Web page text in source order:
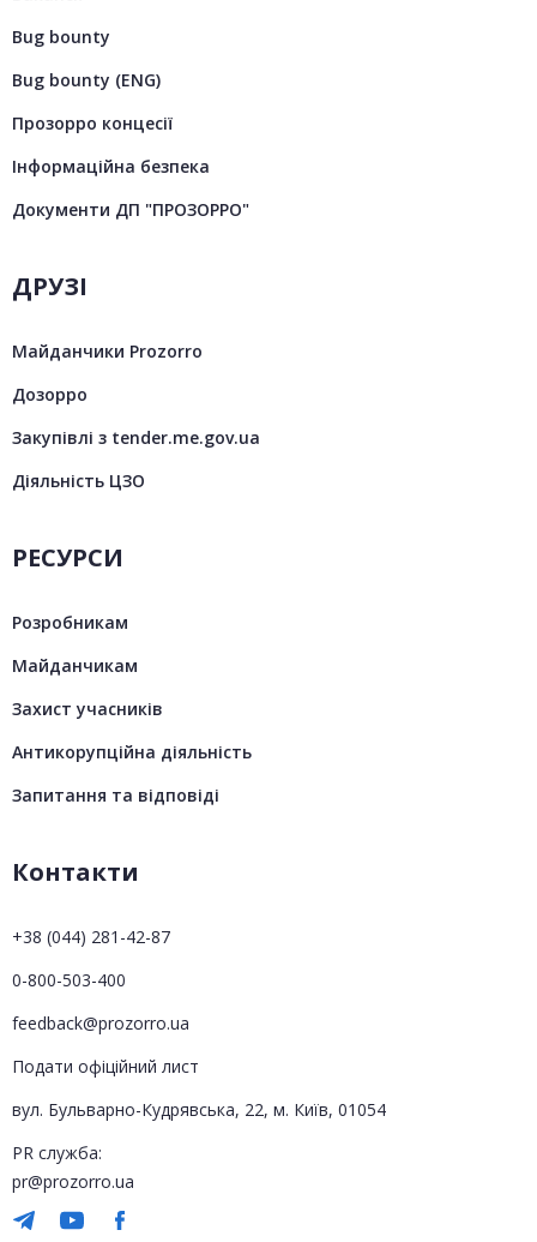
Bug bounty
Bug bounty (ENG)
Прозорро концесії
Інформаційна безпека
Документи ДП "ПРОЗОРРО"
ДРУЗІ
Майданчики Prozorro
Дозорро
Закупівлі з tender.me.gov.ua
Діяльність ЦЗО
РЕСУРСИ
Розробникам
Майданчикам
Захист учасників
Антикорупційна діяльність
Запитання та відповіді
Контакти
+38 (044) 281-42-87
0-800-503-400
feedback@prozorro.ua
Подати офіційний лист
вул. Бульварно-Кудрявська, 22, м. Київ, 01054
PR служба:
pr@prozorro.ua